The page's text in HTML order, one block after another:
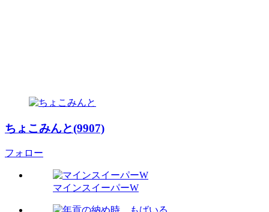
ちょこみんと(9907)
フォロー
マインスイーパーW